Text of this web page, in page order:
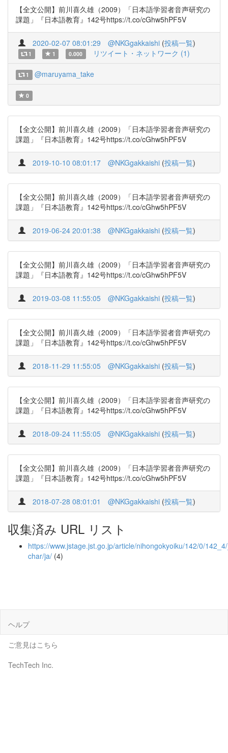
【全文公開】前川喜久雄（2009）「日本語学習者音声研究の
課題」『日本語教育』142号https://t.co/cGhw5hPF5V
2020-02-07 08:01:29 @NKGgakkaishi (投稿一覧)
1 1 0.000 リツイート・ネットワーク (1)
1 @maruyama_take
0
【全文公開】前川喜久雄（2009）「日本語学習者音声研究の
課題」『日本語教育』142号https://t.co/cGhw5hPF5V
2019-10-10 08:01:17 @NKGgakkaishi (投稿一覧)
【全文公開】前川喜久雄（2009）「日本語学習者音声研究の
課題」『日本語教育』142号https://t.co/cGhw5hPF5V
2019-06-24 20:01:38 @NKGgakkaishi (投稿一覧)
【全文公開】前川喜久雄（2009）「日本語学習者音声研究の
課題」『日本語教育』142号https://t.co/cGhw5hPF5V
2019-03-08 11:55:05 @NKGgakkaishi (投稿一覧)
【全文公開】前川喜久雄（2009）「日本語学習者音声研究の
課題」『日本語教育』142号https://t.co/cGhw5hPF5V
2018-11-29 11:55:05 @NKGgakkaishi (投稿一覧)
【全文公開】前川喜久雄（2009）「日本語学習者音声研究の
課題」『日本語教育』142号https://t.co/cGhw5hPF5V
2018-09-24 11:55:05 @NKGgakkaishi (投稿一覧)
【全文公開】前川喜久雄（2009）「日本語学習者音声研究の
課題」『日本語教育』142号https://t.co/cGhw5hPF5V
2018-07-28 08:01:01 @NKGgakkaishi (投稿一覧)
収集済み URL リスト
https://www.jstage.jst.go.jp/article/nihongokyoiku/142/0/
char/ja/ (4)
ヘルプ
ご意見はこちら
TechTech Inc.